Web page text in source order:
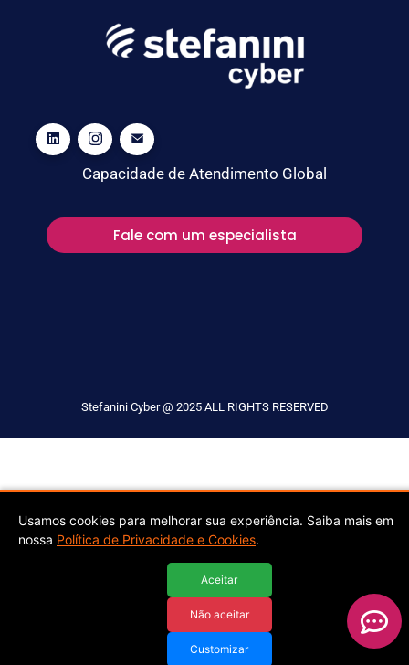
Capacidade de Atendimento Global
Fale com um especialista
Usamos cookies para melhorar sua experiência. Saiba mais em
nossa Política de Privacidade e Cookies.
Aceitar
Não aceitar
Customizar
Stefanini Cyber @ 2025 ALL RIGHTS RESERVED